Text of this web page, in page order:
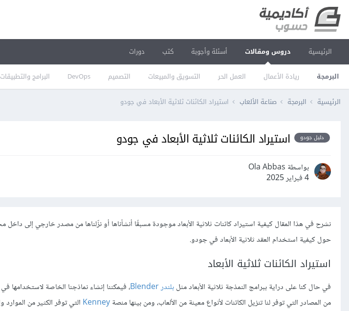
الرئيسية دروس ومقالات
البرمجة ريادة الأعمال العمل الحر التسويق والمبيعات التصميم DevOps البرامج والتطبيقات
أسئلة وأجوبة كتب دورات
الرئيسية البرمجة صناعة الألعاب استيراد الكائنات ثلاثية الأبعاد في جودو
دليل جودو استيراد الكائنات ثلاثية الأبعاد في جودو
بواسطة Ola Abbas
4 فبراير 2025
حول كيفية استخدام العقد ثلاثية الأبعاد في جودو.
استيراد الكائنات ثلاثية الأبعاد
في حال كنا على دراية ببرامج النمذجة ثلاثية الأبعاد مثلبلندر Blender
، فيمكننا إنشاء نماذجنا الخاصة لاستخدامها
من المصادر التي توفر لنا تنزيل الكائنات لأنواع معينة من الألعاب، ومن بينها منصةKenney